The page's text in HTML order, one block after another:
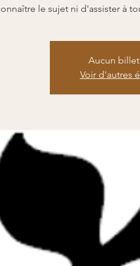
le sujet ni d'assister à
Aucun
Voir d'autres